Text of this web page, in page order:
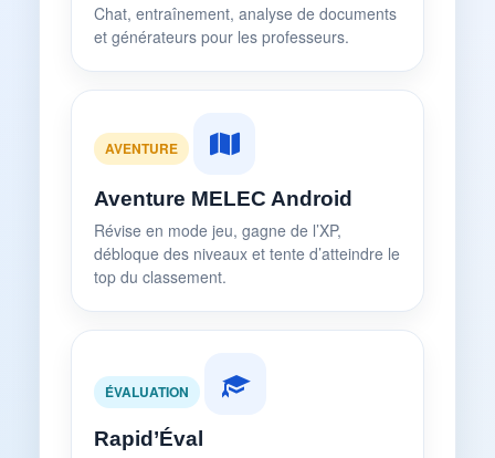
Chat, entraînement, analyse de documents
et générateurs pour les professeurs.
AVENTURE
Aventure MELEC Android
Révise en mode jeu, gagne de l’XP,
débloque des niveaux et tente d’atteindre le
top du classement.
ÉVALUATION
Rapid’Éval